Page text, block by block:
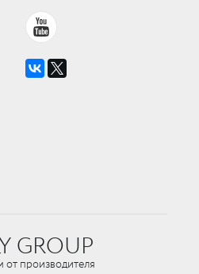
GROUP
от производителя